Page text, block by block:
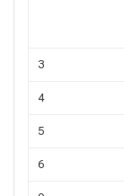
3
4
5
6